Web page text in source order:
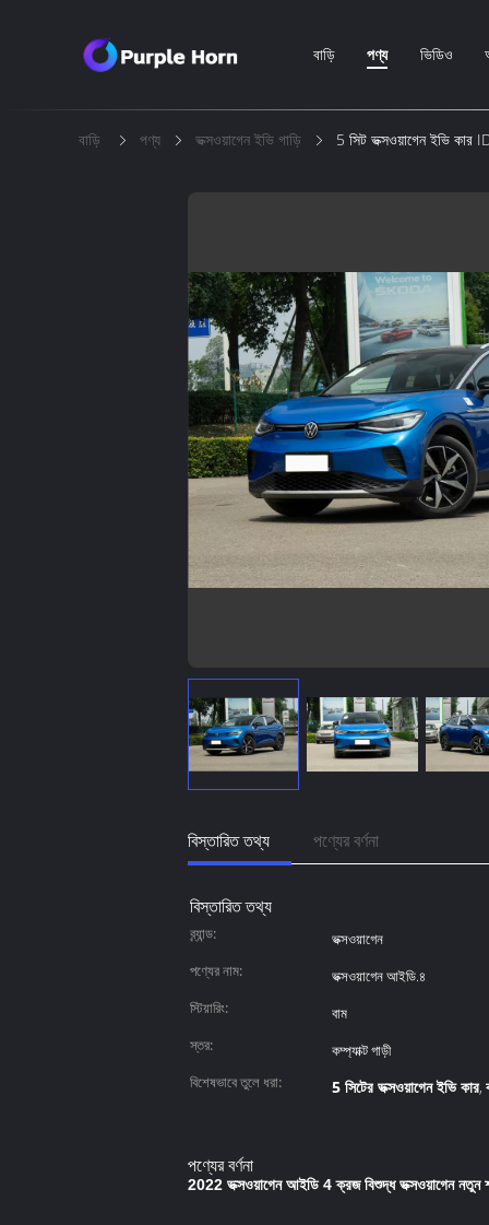
বাড়ি পণ্য ভিডিও
বাড়ি পণ্য ভক্সওয়াগেন ইভি গাড়ি 5 সিট ভক্সওয়াগেন ইভি কার
বিস্তারিত তথ্য পণ্যের বর্ণনা
বিস্তারিত তথ্য
ব্র্যান্ড:
ভক্সওয়াগেন
পণ্যের নাম:
ভক্সওয়াগেন আইডি.৪
স্টিয়ারিং:
বাম
স্তর:
কম্প্যাক্ট গাড়ী
বিশেষভাবে তুলে ধরা:
5 সিটের ভক্সওয়াগেন ইভি কার,
পণ্যের বর্ণনা
2022 ভক্সওয়াগেন আইডি 4 ক্রজ বিশুদ্ধ ভক্সওয়াগেন